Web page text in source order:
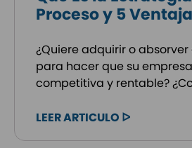
Proceso y 5
¿Quiere adquirir o
para hacer que su
competitiva y rentable?
LEER ARTICULO ᐅ